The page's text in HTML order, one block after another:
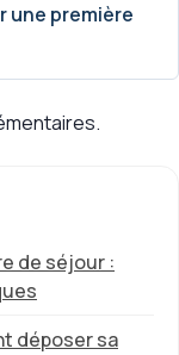
une première
de séjour :
déposer sa